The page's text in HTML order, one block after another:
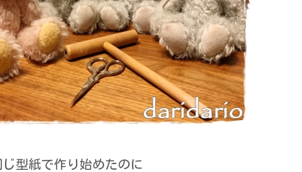
型紙で作り始めたのに